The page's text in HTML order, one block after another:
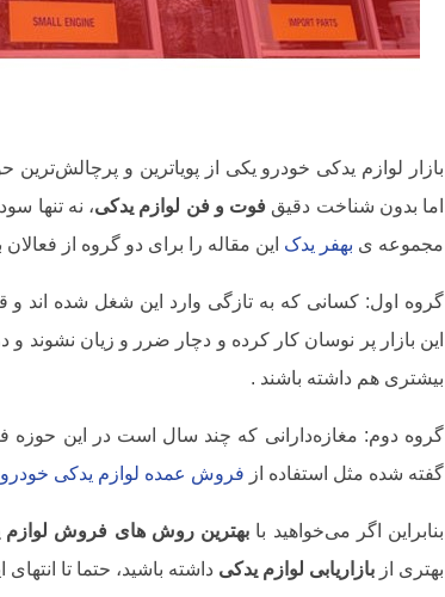
بازار لوازم یدکی خودرو یکی از پویاترین و
اما بدون شناخت دقیق فوت و فن لوازم یدکی، نه تنها
مجموعه ی بهفر یدک این مقاله را برای دو گروه از
گروه اول: کسانی که به تازگی وارد این شغل شده اند و
این بازار پر نوسان کار کرده و دچار ضرر و زیان نشوند
بیشتری هم داشته باشند .
گروه دوم: مغازه‌دارانی که چند سال است در این حوزه
گفته شده مثل استفاده از فروش عمده لوازم یدکی
بنابراین اگر می‌خواهید با بهترین روش های فروش لوازم
بهتری از بازاریابی لوازم یدکی داشته باشید، حتما تا انتهای